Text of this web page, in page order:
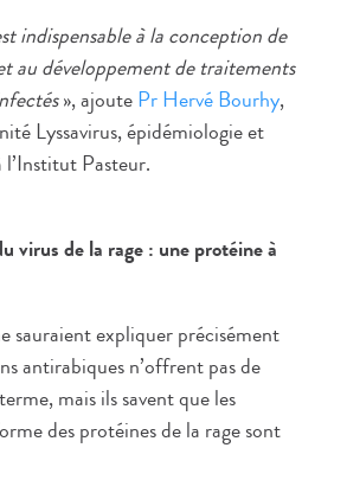
indispensable à la conception de
au développement de traitements
», ajoutePr Hervé Bourhy,
Lyssavirus, épidémiologie et
Pasteur.
virus de la rage : une protéine à
sauraient expliquer précisément
antirabiques n’offrent pas de
mais ils savent que les
des protéines de la rage sont